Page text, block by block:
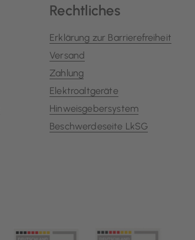
Rechtliches
Erklärung zur Barrierefreiheit
Versand
Zahlung
Elektroaltgeräte
Hinweisgebersystem
Beschwerdeseite LkSG